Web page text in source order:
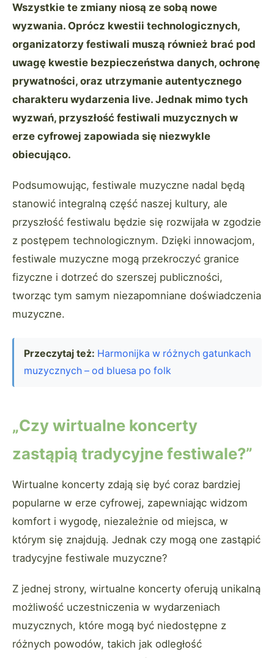
Wszystkie te zmiany niosą ze sobą nowe
wyzwania. Oprócz kwestii technologicznych,
organizatorzy festiwali muszą również brać pod
uwagę kwestie bezpieczeństwa danych, ochronę
prywatności, oraz utrzymanie autentycznego
charakteru wydarzenia live. Jednak mimo tych
wyzwań, przyszłość festiwali muzycznych w
erze cyfrowej zapowiada się niezwykle
obiecująco.
Podsumowując, festiwale muzyczne nadal będą
stanowić integralną część naszej kultury, ale
przyszłość festiwalu będzie się rozwijała w zgodzie
z postępem technologicznym. Dzięki innowacjom,
festiwale muzyczne mogą przekroczyć granice
fizyczne i dotrzeć do szerszej publiczności,
tworząc tym samym niezapomniane doświadczenia
muzyczne.
Przeczytaj też: Harmonijka w różnych gatunkach
muzycznych – od bluesa po folk
„Czy wirtualne koncerty
zastąpią tradycyjne festiwale?”
Wirtualne koncerty zdają się być coraz bardziej
popularne w erze cyfrowej, zapewniając widzom
komfort i wygodę, niezależnie od miejsca, w
którym się znajdują. Jednak czy mogą one zastąpić
tradycyjne festiwale muzyczne?
Z jednej strony, wirtualne koncerty oferują unikalną
możliwość uczestniczenia w wydarzeniach
muzycznych, które mogą być niedostępne z
różnych powodów, takich jak odległość